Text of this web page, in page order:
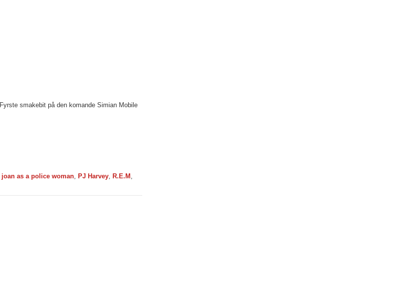
Fyrste smakebit på den komande Simian Mobile
joan as a police woman, PJ Harvey, R.E.M ,